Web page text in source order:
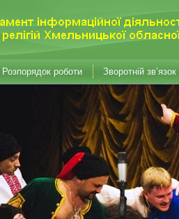
Розпорядок роботи Зворотній зв’язок